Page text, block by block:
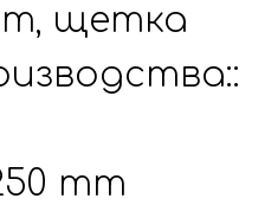
щетка
mm